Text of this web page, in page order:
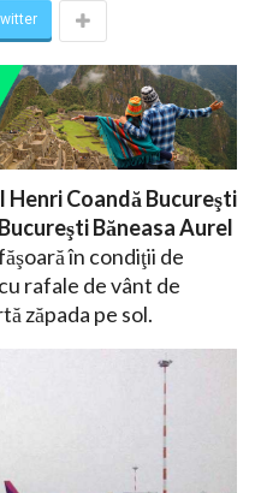
Coandă Bucureşti
Băneasa Aurel
în condiţii de
rafale de vânt de
zăpada pe sol.